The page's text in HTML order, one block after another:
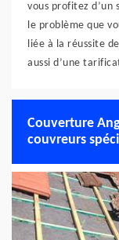
vous profitez d’un
le problème que
liée à la réussite
aussi d’une
Couverture
couvreurs